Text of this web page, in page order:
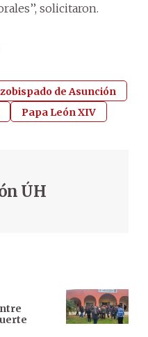
solicitaron.
de Asunción
Papa León XIV
ÚH